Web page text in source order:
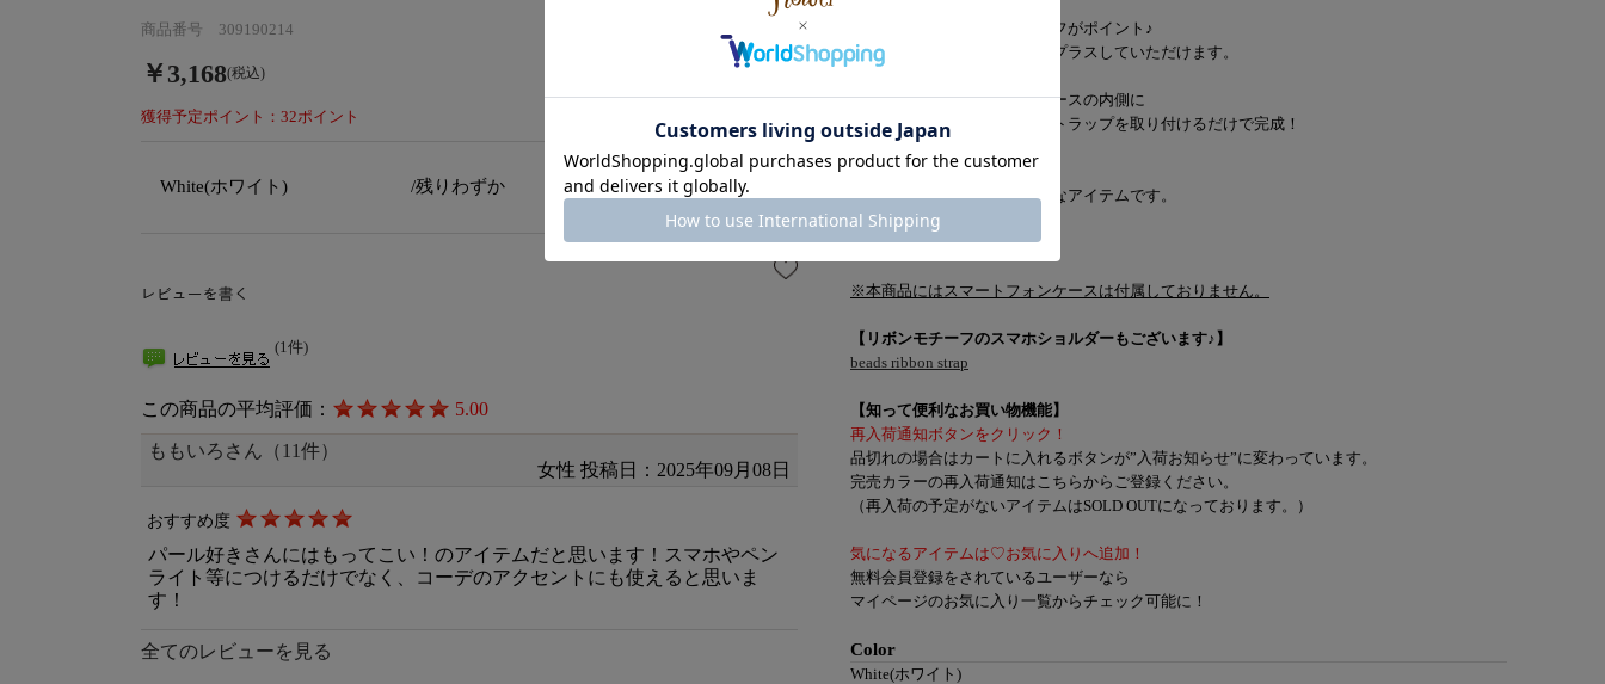
存在感のあるフラワーモチーフがポイント♪
アクセサリー感覚でコーデにプラスしていただけます。
お手持ちのスマートフォンケースの内側に
クリアシートをセットしてストラップを取り付けるだけで完成！
可愛いさはもちろん、
落下や紛失防止にもなる万能なアイテムです。
デイリー使いやお出かけに◎
※本商品にはスマートフォンケースは付属しておりません。
【リボンモチーフのスマホショルダーもございます♪】
beads ribbon strap
【知って便利なお買い物機能】
再入荷通知ボタンをクリック！
品切れの場合はカートに入れるボタンが”入荷お知らせ”に変わっています。
完売カラーの再入荷通知はこちらからご登録ください。
（再入荷の予定がないアイテムはSOLD OUTになっております。）
気になるアイテムは♡お気に入りへ追加！
無料会員登録をされているユーザーなら
マイページのお気に入り一覧からチェック可能に！
Color
White(ホワイト)
商品番号 309190214
￥3,168(税込)
獲得予定ポイント：32ポイント
White(ホワイト) /残りわずか
(1件)
この商品の平均評価： 5.00
ももいろさん（11件）
女性 投稿日：2025年09月08日
おすすめ度
パール好きさんにはもってこい！のアイテムだと思います！スマホやペン
ライト等につけるだけでなく、コーデのアクセントにも使えると思いま
す！
全てのレビューを見る